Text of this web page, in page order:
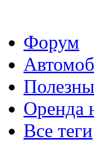
Форум
Оренда
Все теги